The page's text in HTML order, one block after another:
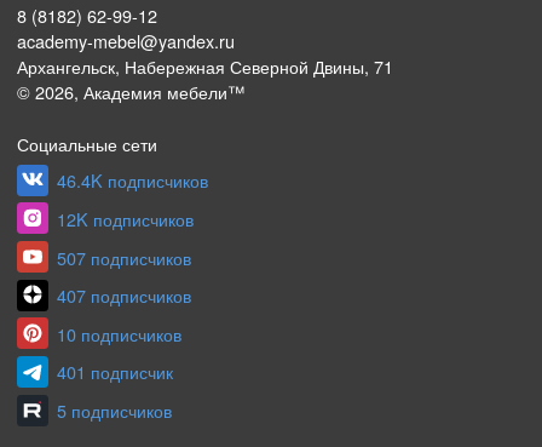
8 (8182) 62-99-12
academy-mebel@yandex.ru
Архангельск, Набережная Северной Двины, 71
©2026, Академия мебели™
Социальные сети
46.4K подписчиков
12K подписчиков
507 подписчиков
407 подписчиков
10 подписчиков
401 подписчик
5 подписчиков